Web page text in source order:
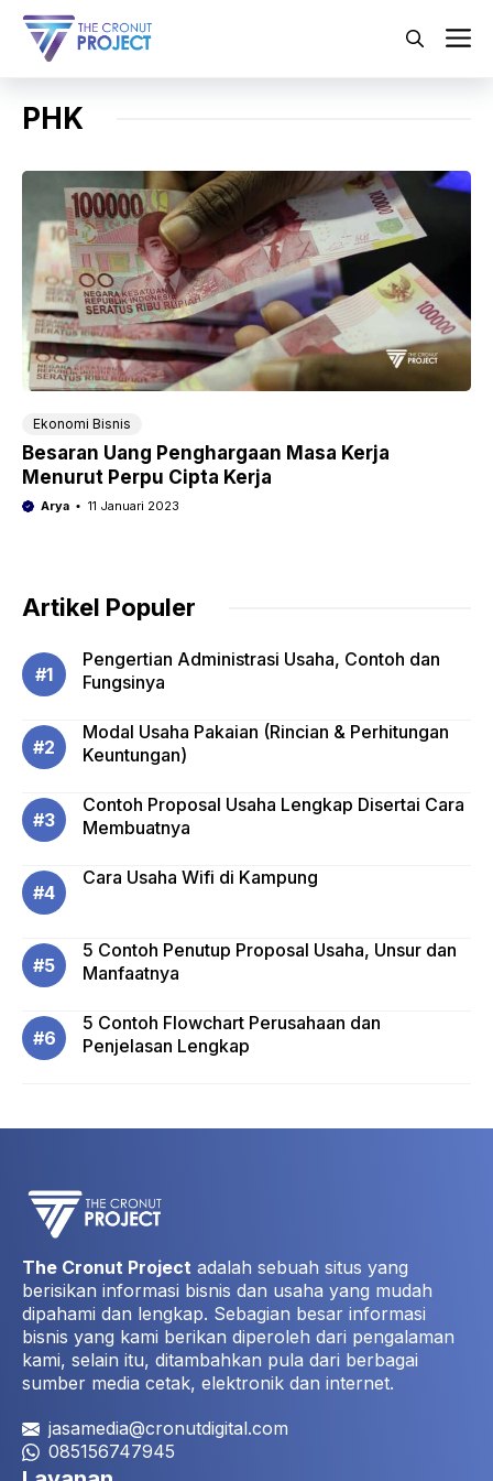
Langsung
PHK
Ekonomi Bisnis
Besaran Uang Penghargaan Masa Kerja
Menurut Perpu Cipta Kerja
Arya 11 Januari 2023
Artikel Populer
Pengertian Administrasi Usaha, Contoh dan
Fungsinya
Modal Usaha Pakaian (Rincian & Perhitungan
Keuntungan)
Contoh Proposal Usaha Lengkap Disertai Cara
Membuatnya
Cara Usaha Wifi di Kampung
5 Contoh Penutup Proposal Usaha, Unsur dan
Manfaatnya
5 Contoh Flowchart Perusahaan dan
Penjelasan Lengkap
The Cronut Project adalah sebuah situs yang
berisikan informasi bisnis dan usaha yang mudah
dipahami dan lengkap. Sebagian besar informasi
bisnis yang kami berikan diperoleh dari pengalaman
kami, selain itu, ditambahkan pula dari berbagai
sumber media cetak, elektronik dan internet.
jasamedia@cronutdigital.com
085156747945